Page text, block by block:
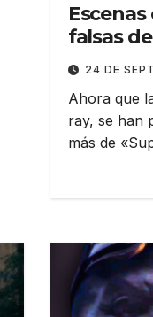
falsas
24 DE
Ahora que
ray, se han
más de